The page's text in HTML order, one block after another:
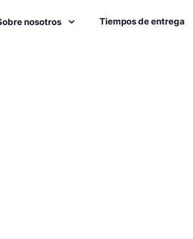
nosotros Tiempos de entrega